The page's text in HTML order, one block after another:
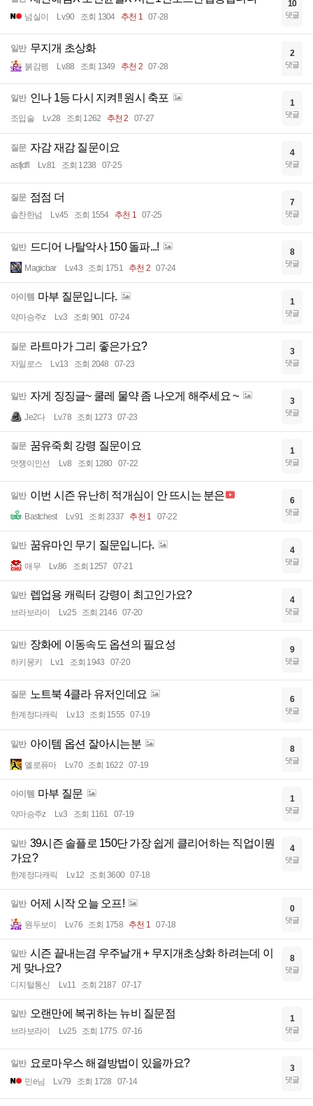
넘실이 Lv.90 조회 1304 추천 1 07-28
10
댓글
일반 무지개 초상화
붉감펭 Lv.88 조회 1349 추천 2 07-28
2
댓글
일반 인나 1등 다시 지켜!! 원시 축포
조입술 Lv.28 조회 1262 추천 2 07-27
1
댓글
질문 자감 재감 질문이요
asfjdfl Lv.81 조회 1238 07-25
4
댓글
질문 점점 더
솔찬한넘 Lv.45 조회 1554 추천 1 07-25
7
댓글
일반 드디어 나탈악사 150 돌파...!
Magicbar Lv.43 조회 1751 추천 2 07-24
8
댓글
아이템 마부 질문입니다.
악마승주z Lv.3 조회 901 07-24
1
댓글
질문 라트마가 그리 좋은가요?
자일로스 Lv.13 조회 2048 07-23
3
댓글
일반 자게 징징글~ 쿨레 물약 좀 나오게 해주세요 ~
Je2다 Lv.78 조회 1273 07-23
3
댓글
질문 꿈유죽회 강령 질문이요
멋쟁이인선 Lv.8 조회 1280 07-22
1
댓글
일반 이번 시즌 유난히 적개심이 안 뜨시는 분은
Bastchest Lv.91 조회 2337 추천 1 07-22
6
댓글
일반 꿈유마인 무기 질문입니다.
애무 Lv.86 조회 1257 07-21
4
댓글
일반 렙업용 캐릭터 강령이 최고인가요?
브라보라이 Lv.25 조회 2146 07-20
4
댓글
일반 장화에 이동속도 옵션의 필요성
하키몽키 Lv.1 조회 1943 07-20
9
댓글
질문 노트북 4클라 유저인데요
한계정다캐릭 Lv.13 조회 1555 07-19
6
댓글
일반 아이템 옵션 잘아시는분
옐로퓨마 Lv.70 조회 1622 07-19
8
댓글
아이템 마부 질문
악마승주z Lv.3 조회 1161 07-19
1
댓글
일반 39시즌 솔플로 150단 가장 쉽게 클리어하는 직업이뭔
가요?
한계정다캐릭 Lv.12 조회 3600 07-18
4
댓글
일반 어제 시작 오늘 오프!
원두보이 Lv.76 조회 1758 추천 1 07-18
0
댓글
일반 시즌 끝내는겸 우주날개 + 무지개초상화 하려는데 이
게 맞나요?
디지털통신 Lv.11 조회 2187 07-17
8
댓글
일반 오랜만에 복귀하는 뉴비 질문점
브라보라이 Lv.25 조회 1775 07-16
1
댓글
일반 요로마우스 해결방법이 있을까요?
민e님 Lv.79 조회 1728 07-14
3
댓글